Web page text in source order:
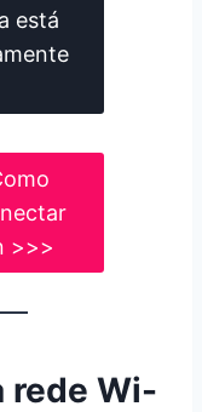
está
>>>
rede Wi-